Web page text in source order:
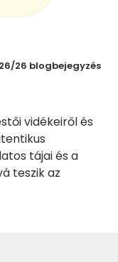
26 blogbejegyzés
vidékeiről és
tájai és a
teszik az